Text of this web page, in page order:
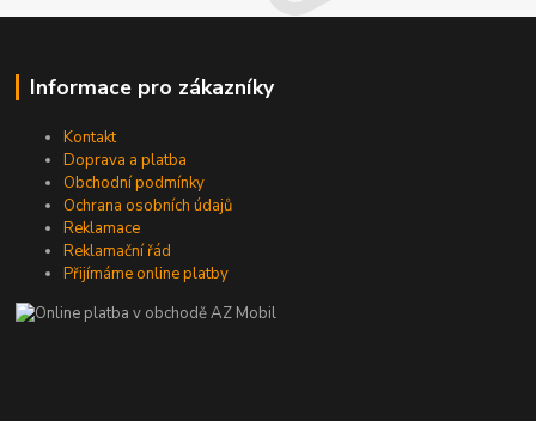
Informace pro zákazníky
Kontakt
Doprava a platba
Obchodní podmínky
Ochrana osobních údajů
Reklamace
Reklamační řád
Přijímáme online platby